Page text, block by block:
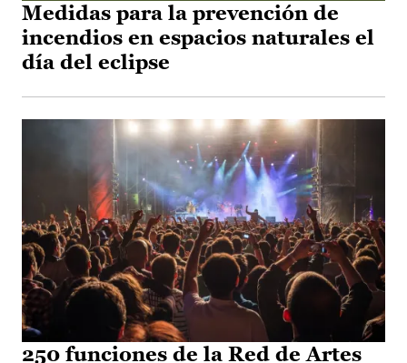
Medidas para la prevención de
incendios en espacios naturales el
día del eclipse
250 funciones de la Red de Artes